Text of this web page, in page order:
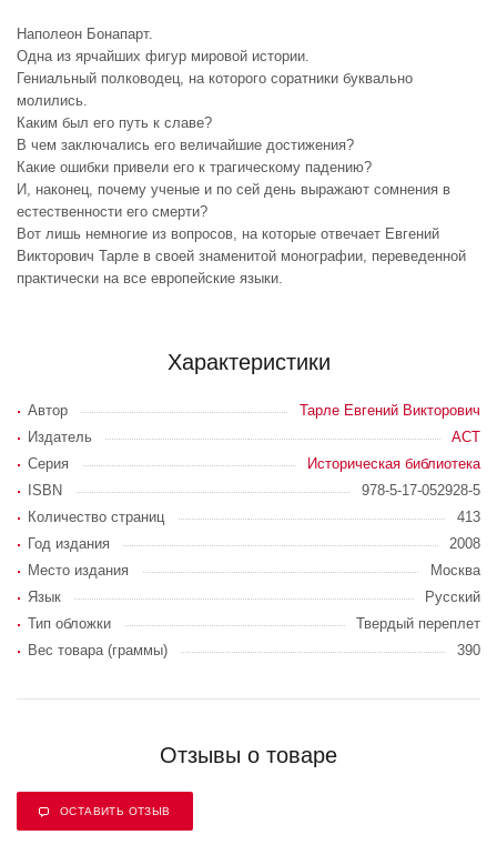
Наполеон Бонапарт.
Одна из ярчайших фигур мировой истории.
Гениальный полководец, на которого соратники буквально
молились.
Каким был его путь к славе?
В чем заключались его величайшие достижения?
Какие ошибки привели его к трагическому падению?
И, наконец, почему ученые и по сей день выражают сомнения в
естественности его смерти?
Вот лишь немногие из вопросов, на которые отвечает Евгений
Викторович Тарле в своей знаменитой монографии, переведенной
практически на все европейские языки.
Характеристики
Автор
Тарле Евгений Викторович
Издатель
АСТ
Серия
Историческая библиотека
ISBN
978-5-17-052928-5
Количество страниц
413
Год издания
2008
Место издания
Москва
Язык
Русский
Тип обложки
Твердый переплет
Вес товара (граммы)
390
Отзывы о товаре
ОСТАВИТЬ ОТЗЫВ